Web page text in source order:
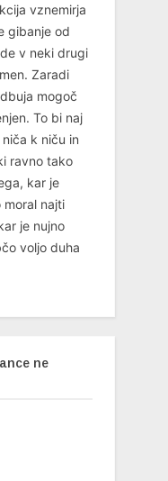
vznemirja
gibanje od
v neki drugi
Zaradi
mogoč
To bi naj
k niču in
ravno tako
kar je
najti
je nujno
voljo duha
ne